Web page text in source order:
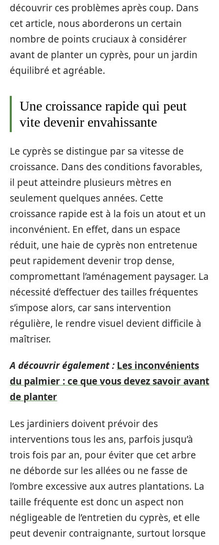
découvrir ces problèmes après coup. Dans
cet article, nous aborderons un certain
nombre de points cruciaux à considérer
avant de planter un cyprès, pour un jardin
équilibré et agréable.
Une croissance rapide qui peut
vite devenir envahissante
Le cyprès se distingue par sa vitesse de
croissance. Dans des conditions favorables,
il peut atteindre plusieurs mètres en
seulement quelques années. Cette
croissance rapide est à la fois un atout et un
inconvénient. En effet, dans un espace
réduit, une haie de cyprès non entretenue
peut rapidement devenir trop dense,
compromettant l’aménagement paysager. La
nécessité d’effectuer des tailles fréquentes
s’impose alors, car sans intervention
régulière, le rendre visuel devient difficile à
maîtriser.
A découvrir également : Les inconvénients
du palmier : ce que vous devez savoir avant
de planter
Les jardiniers doivent prévoir des
interventions tous les ans, parfois jusqu’à
trois fois par an, pour éviter que cet arbre
ne déborde sur les allées ou ne fasse de
l’ombre excessive aux autres plantations. La
taille fréquente est donc un aspect non
négligeable de l’entretien du cyprès, et elle
peut devenir contraignante, surtout lorsque